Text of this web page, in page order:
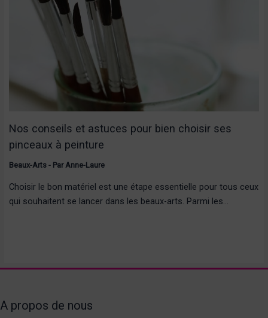
Nos conseils et astuces pour bien choisir ses
pinceaux à peinture
Beaux-Arts- Par Anne-Laure
Choisir le bon matériel est une étape essentielle pour tous ceux
qui souhaitent se lancer dans les beaux-arts. Parmi les…
A propos de nous